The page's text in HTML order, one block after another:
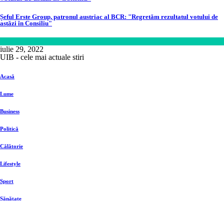
Șeful Erste Group, patronul austriac al BCR: "Regretăm rezultatul votului de
astăzi în Consiliu"
iulie 29, 2022
UIB - cele mai actuale stiri
Acasă
Lume
Business
Politică
Călătorie
Lifestyle
Sport
Sănătate